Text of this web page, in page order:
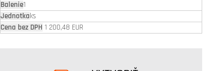
1
ks
1 200,48 EUR